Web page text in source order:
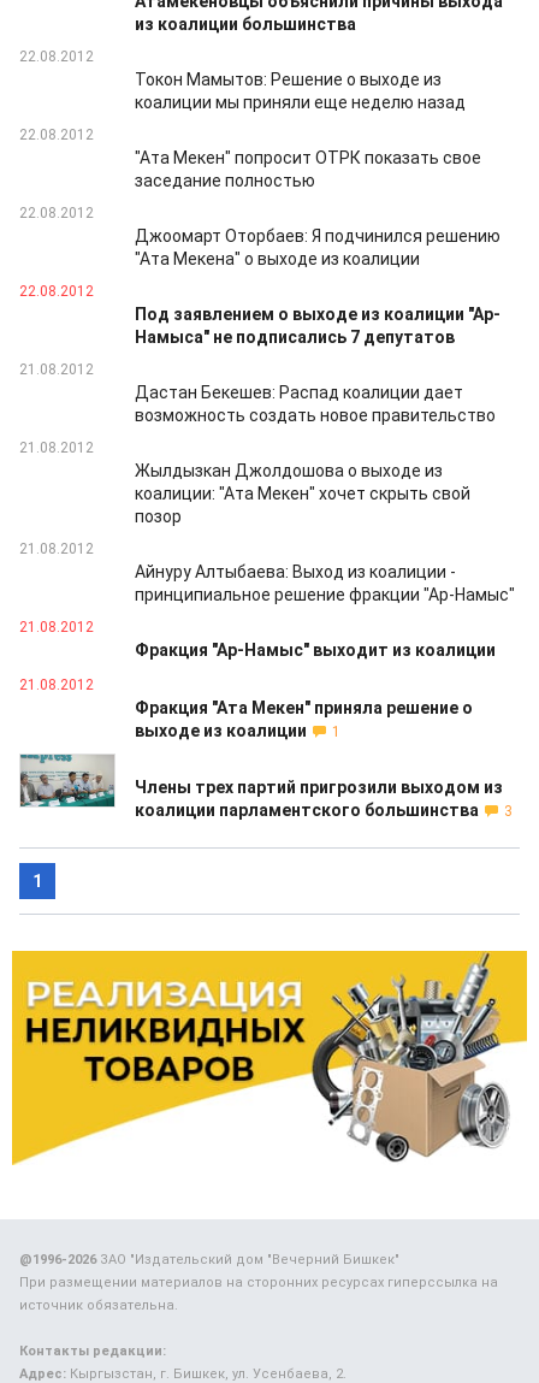
из коалиции большинства
22.08.2012
Токон Мамытов: Решение о выходе из
коалиции мы приняли еще неделю назад
22.08.2012
"Ата Мекен" попросит ОТРК показать свое
заседание полностью
22.08.2012
Джоомарт Оторбаев: Я подчинился решению
"Ата Мекена" о выходе из коалиции
22.08.2012
Под заявлением о выходе из коалиции "Ар-
Намыса" не подписались 7 депутатов
21.08.2012
Дастан Бекешев: Распад коалиции дает
возможность создать новое правительство
21.08.2012
Жылдызкан Джолдошова о выходе из
коалиции: "Ата Мекен" хочет скрыть свой
позор
21.08.2012
Айнуру Алтыбаева: Выход из коалиции -
принципиальное решение фракции "Ар-Намыс"
21.08.2012
Фракция "Ар-Намыс" выходит из коалиции
21.08.2012
Фракция "Ата Мекен" приняла решение о
выходе из коалиции
1
21.08.2012
Члены трех партий пригрозили выходом из
коалиции парламентского большинства
3
1
@1996-2026ЗАО "Издательский дом "Вечерний Бишкек"
При размещении материалов на сторонних ресурсах гиперссылка на
источник обязательна.
Контакты редакции:
Адрес: Кыргызстан, г. Бишкек, ул. Усенбаева, 2.